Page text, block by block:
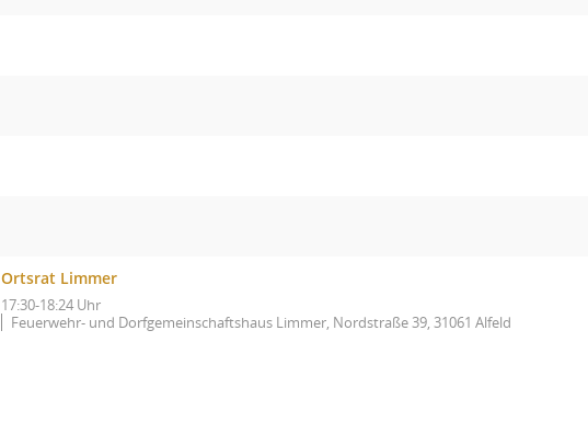
Ortsrat Limmer
17:30-18:24 Uhr
Feuerwehr- und Dorfgemeinschaftshaus Limmer, Nordstraße 39, 31061 Alfeld